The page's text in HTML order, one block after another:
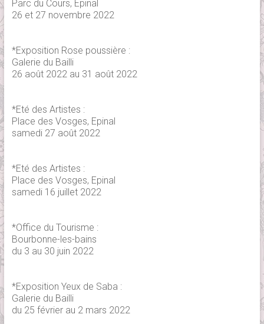
Parc du Cours, Epinal
26 et 27 novembre 2022
*Exposition Rose poussière :
Galerie du Bailli
26 août 2022 au 31 août 2022
*Eté des Artistes :
Place des Vosges, Epinal
samedi 27 août 2022
*Eté des Artistes :
Place des Vosges, Epinal
samedi 16 juillet 2022
*Office du Tourisme :
Bourbonne-les-bains
du 3 au 30 juin 2022
*Exposition Yeux de Saba :
Galerie du Bailli
du 25 février au 2 mars 2022